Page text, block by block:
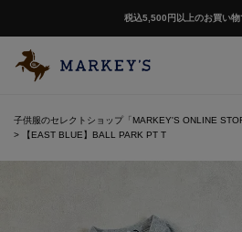
税込5,500円以上のお買い物
子供服のセレクトショップ「MARKEY'S ONLINE
【EAST BLUE】BALL PARK PT T